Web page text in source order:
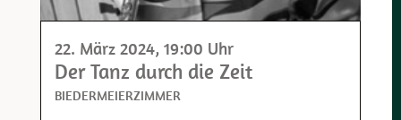
22. März 2024, 19:00 Uhr
Der Tanz durch die Zeit
BIEDERMEIERZIMMER